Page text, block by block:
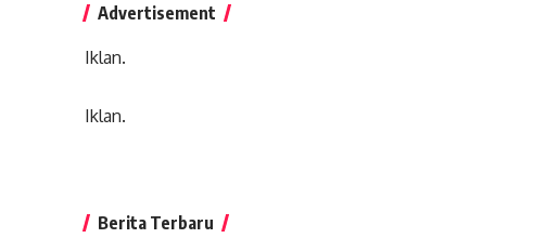
Advertisement
Iklan.
Iklan.
Berita Terbaru